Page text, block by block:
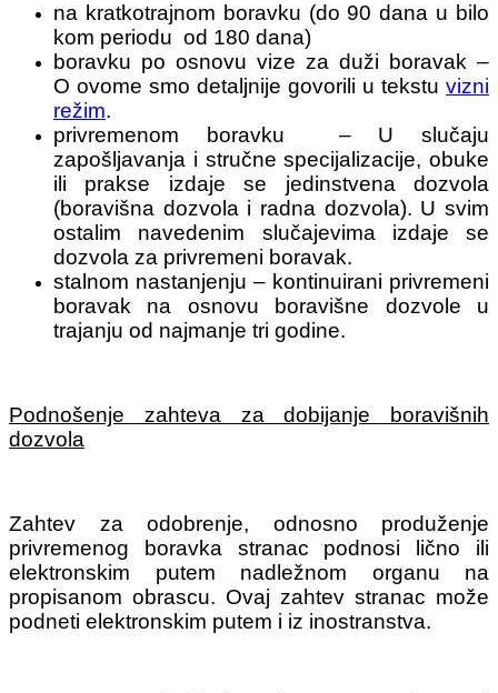
na kratkotrajnom boravku (do 90 dana u bilo
kom periodu od 180 dana)
boravku po osnovu vize za duži boravak –
O ovome smo detaljnije govorili u tekstu vizni
režim.
privremenom boravku – U slučaju
zapošljavanja i stručne specijalizacije, obuke
ili prakse izdaje se jedinstvena dozvola
(boravišna dozvola i radna dozvola). U svim
ostalim navedenim slučajevima izdaje se
dozvola za privremeni boravak.
stalnom nastanjenju – kontinuirani privremeni
boravak na osnovu boravišne dozvole u
trajanju od najmanje tri godine.
Podnošenje zahteva za dobijanje boravišnih
dozvola
Zahtev za odobrenje, odnosno produženje
privremenog boravka stranac podnosi lično ili
elektronskim putem nadležnom organu na
propisanom obrascu. Ovaj zahtev stranac može
podneti elektronskim putem i iz inostranstva.